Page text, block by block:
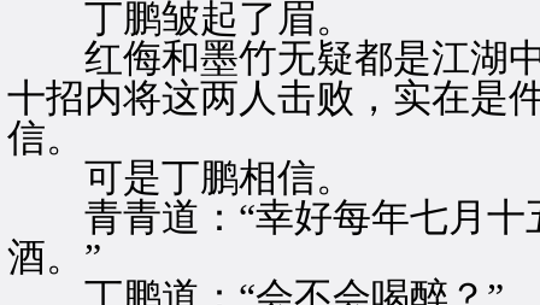
丁鹏皱起了眉。
红侮和墨竹无疑都是江湖中
十招内将这两人击败，实在是
信。
可是丁鹏相信。
青青道：“幸好每年七月十
酒。”